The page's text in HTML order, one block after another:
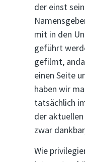
der einst
mit in den
geführt
gefilmt,
einen Seite
haben wir
tatsächlich
der
zwar
Wie